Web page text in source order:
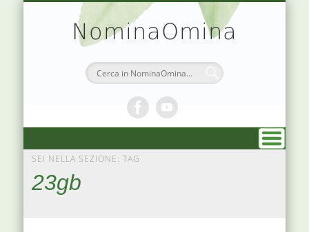
NominaOmina
HOME
CHI SONO
MEDICINA CINESE
SIMBOLOGIA
ATLANTE PUNTI
TEORIA & APPUNTI
DR. AGO
PRENOTAZIONI
SEI NELLA SEZIONE: TAG
23gb